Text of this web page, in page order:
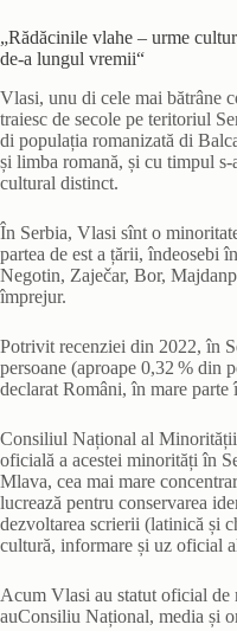
„Rădăcinile vlahe – urme
de-a lungul vremii“
Vlasi, unu di cele mai bătrâne
traiesc de secole pe teritoriul
di populația romanizată di
și limba romană, și cu timpul
cultural distinct.
În Serbia, Vlasi sînt o
partea de est a țării, îndeosebi
Negotin, Zaječar, Bor,
împrejur.
Potrivit recenziei din 2022, în
persoane (aproape 0,32 % din
declarat Români, în mare
Consiliul Național al
oficială a acestei minorități în
Mlava, cea mai mare
lucrează pentru conservarea
dezvoltarea scrierii (latinică și
cultură, informare și uz oficial
Acum Vlasi au statut oficial
auConsiliu Național, media și